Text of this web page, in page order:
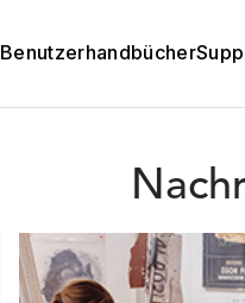
Benutzerhandbücher